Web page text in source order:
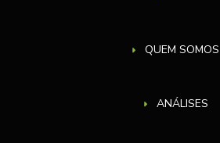
QUEM SOMOS
ANÁLISES